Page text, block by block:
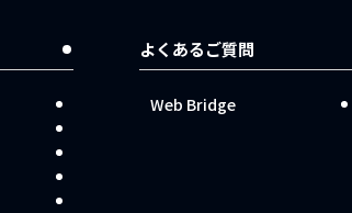
よくあるご質問
Web Bridge